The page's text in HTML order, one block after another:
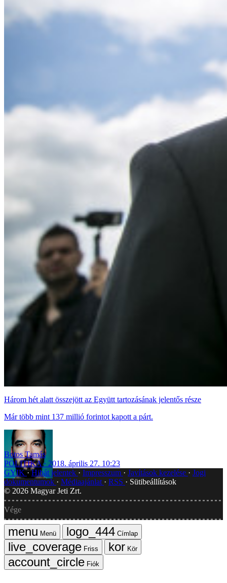
Három hét alatt összejött az Együtt tartozásának jelentős része
Már több mint 137 millió forintot kapott a párt.
Botos Tamás
POLITIKA
2018. április 27. 10:23
GYIK Hibát jelentek Impresszum Javítások kezelése
Jogi
dokumentumok
Médiaajánlat RSS
Sütibeállítások
© 2026 Magyar Jeti Zrt.
Vége
Menü
Címlap
Friss
Kör
Fiók